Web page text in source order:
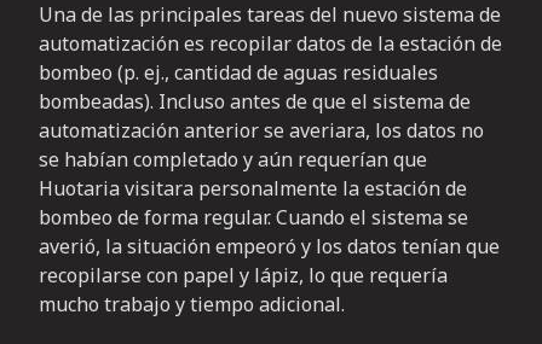
Una de las principales tareas del nuevo sistema de
automatización es recopilar datos de la estación de
bombeo (p. ej., cantidad de aguas residuales
bombeadas). Incluso antes de que el sistema de
automatización anterior se averiara, los datos no
se habían completado y aún requerían que
Huotaria visitara personalmente la estación de
bombeo de forma regular. Cuando el sistema se
averió, la situación empeoró y los datos tenían que
recopilarse con papel y lápiz, lo que requería
mucho trabajo y tiempo adicional.